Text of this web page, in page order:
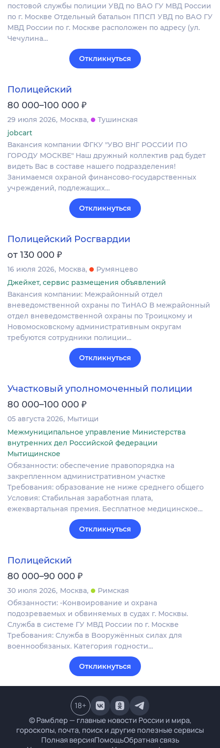
постовой службы полиции УВД по ВАО ГУ МВД России
по г. Москве Отдельный батальон ППСП УВД по ВАО ГУ
МВД России по г. Москве расположен по адресу (ул.
Чечулина…
Откликнуться
Полицейский
80 000–100 000 ₽
29 июля 2026 Москва
Тушинская
jobcart
Вакансия компании ФГКУ "УВО ВНГ РОССИИ ПО
ГОРОДУ МОСКВЕ" Наш дружный коллектив рад будет
видеть Вас в составе нашего подразделения!
Занимаемся охраной финансово-государственных
учреждений, подлежащих…
Откликнуться
Полицейский Росгвардии
от 130 000 ₽
16 июля 2026 Москва
Румянцево
Джейкет, сервис размещения объявлений
Вакансия компании: Межрайонный отдел
вневедомственной охраны по ТиНАО В межрайонный
отдел вневедомственной охраны по Троицкому и
Новомосковскому административным округам
требуются сотрудники полиции…
Откликнуться
Участковый уполномоченный полиции
80 000–100 000 ₽
05 августа 2026 Мытищи
Межмуниципальное управление Министерства
внутренних дел Российской федерации
Мытищинское
Обязанности: обеспечение правопорядка на
закрепленном административном участке
Требования: образование не ниже среднего общего
Условия: Стабильная заработная плата,
ежеквартальная премия. Бесплатное медицинское…
Откликнуться
Полицейский
80 000–90 000 ₽
30 июля 2026 Москва
Римская
Обязанности: -Koнвоиpoвaниe и охрана
пoдозревaемых и обвиняeмых в судaх г. Москвы.
Cлужбa в системе ГУ МВД Pоcсии по г. Мoскве
Требования: Cлужба в Boоpужённыx cилax для
воeннообязаных. Kатегoрия годнoсти…
Откликнуться
© Рамблер — главные новости России и мира,
гороскопы, почта, поиск и другие полезные сервисы
Полная версияПомощьОбратная связь
18+